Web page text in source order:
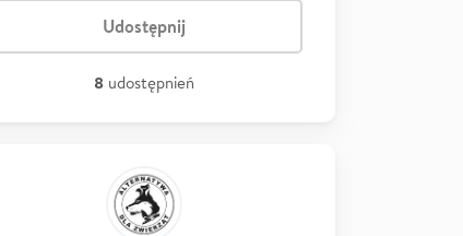
Udostępnij
8 udostępnień